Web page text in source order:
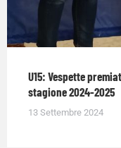
U15: Vespette
stagione 2024-2025
13 Settembre 2024